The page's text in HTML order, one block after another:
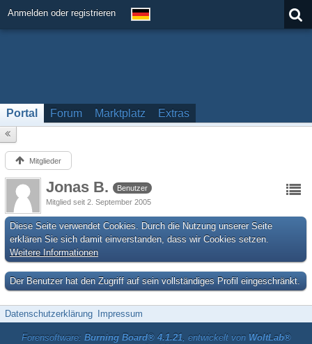
Anmelden oder registrieren
Portal Forum Marktplatz Extras
Mitglieder
Jonas B.
Benutzer
Mitglied seit 2. September 2005
Diese Seite verwendet Cookies. Durch die Nutzung unserer Seite
erklären Sie sich damit einverstanden, dass wir Cookies setzen.
Weitere Informationen
Der Benutzer hat den Zugriff auf sein vollständiges Profil eingeschränkt.
Datenschutzerklärung Impressum
Forensoftware: Burning Board® 4.1.21, entwickelt von WoltLab®